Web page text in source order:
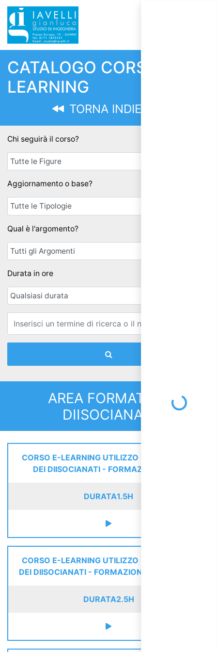
CATALOGO CORSI E-
LEARNING
TORNA INDIETRO
Chi seguirà il corso?
Aggiornamento o base?
Qual è l'argomento?
Durata in ore
AREA FORMATIVA:
DIISOCIANATI
CORSO E-LEARNING UTILIZZO IN SICUREZZA
DEI DIISOCIANATI - FORMAZIONE BASE
DURATA1.5H
CORSO E-LEARNING UTILIZZO IN SICUREZZA
DEI DIISOCIANATI - FORMAZIONE INTERMEDIA
DURATA2.5H
Loading...